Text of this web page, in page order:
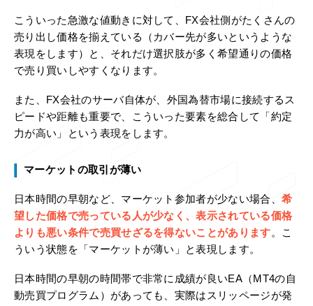
こういった急激な値動きに対して、FX会社側がたくさんの
売り出し価格を揃えている（カバー先が多いというような
表現をします）と、それだけ選択肢が多く希望通りの価格
で売り買いしやすくなります。
また、FX会社のサーバ自体が、外国為替市場に接続するス
ピードや距離も重要で、こういった要素を総合して「約定
力が高い」という表現をします。
マーケットの取引が薄い
日本時間の早朝など、マーケット参加者が少ない場合、 希
望した価格で売っている人が少なく、表示されている価格
よりも悪い条件で売買せざるを得ないことがあります。こ
ういう状態を「マーケットが薄い」と表現します。
日本時間の早朝の時間帯で非常に成績が良いEA（MT4の自
動売買プログラム）があっても、実際はスリッページが発